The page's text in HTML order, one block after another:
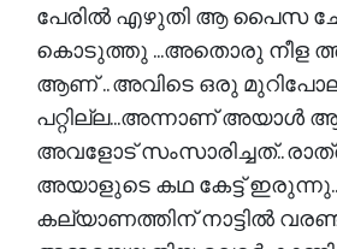
പേരിൽ എഴുതി ആ പൈസ
കൊടുത്തു ...അതൊരു നീള
ആണ് .. അവിടെ ഒരു
പറ്റില്ല...അന്നാണ് അയാൾ
അവളോട്‌ സംസാരിച്ചത്..
അയാളുടെ കഥ കേട്ട്
കല്യാണത്തിന് നാട്ടിൽ